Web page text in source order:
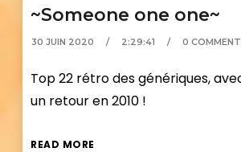
~Someone one one~
30 JUIN 2020 2:29:41 0
Top 22 rétro des génériques,
un retour en 2010 !
READ MORE